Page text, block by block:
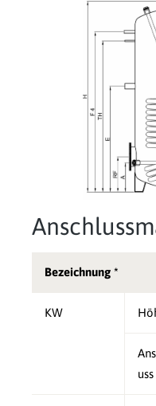
Bezeichnung *
KW
uss